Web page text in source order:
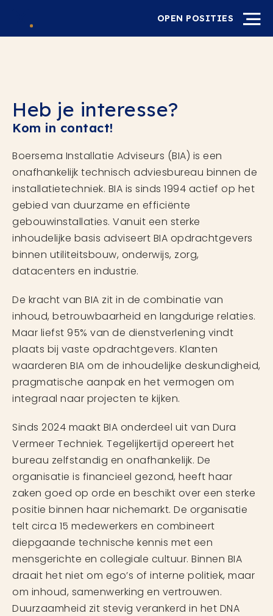
OPEN POSITIES
Heb je interesse?
Kom in contact!
Boersema Installatie Adviseurs (BIA) is een
onafhankelijk technisch adviesbureau binnen de
installatietechniek. BIA is sinds 1994 actief op het
gebied van duurzame en efficiënte
gebouwinstallaties. Vanuit een sterke
inhoudelijke basis adviseert BIA opdrachtgevers
binnen utiliteitsbouw, onderwijs, zorg,
datacenters en industrie.
De kracht van BIA zit in de combinatie van
inhoud, betrouwbaarheid en langdurige relaties.
Maar liefst 95% van de dienstverlening vindt
plaats bij vaste opdrachtgevers. Klanten
waarderen BIA om de inhoudelijke deskundigheid,
pragmatische aanpak en het vermogen om
integraal naar projecten te kijken.
Sinds 2024 maakt BIA onderdeel uit van Dura
Vermeer Techniek. Tegelijkertijd opereert het
bureau zelfstandig en onafhankelijk. De
organisatie is financieel gezond, heeft haar
zaken goed op orde en beschikt over een sterke
positie binnen haar nichemarkt. De organisatie
telt circa 15 medewerkers en combineert
diepgaande technische kennis met een
mensgerichte en collegiale cultuur. Binnen BIA
draait het niet om ego’s of interne politiek, maar
om inhoud, samenwerking en vertrouwen.
Duurzaamheid zit stevig verankerd in het DNA